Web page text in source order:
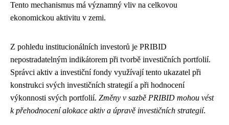
Tento mechanismus má významný vliv na celkovou
ekonomickou aktivitu v zemi.
Z pohledu institucionálních investorů je PRIBID
nepostradatelným indikátorem při tvorbě investičních portfolií.
Správci aktiv a investiční fondy využívají tento ukazatel při
konstrukci svých investičních strategií a při hodnocení
výkonnosti svých portfolií. Změny v sazbě PRIBID mohou vést
k přehodnocení alokace aktiv a úpravě investičních strategií.